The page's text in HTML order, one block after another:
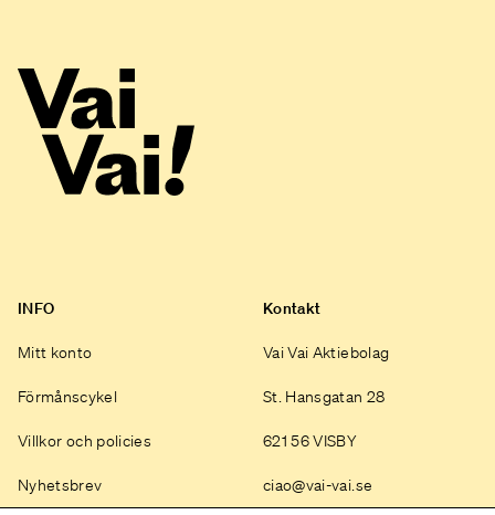
INFO
Mitt konto
Förmånscykel
Villkor och policies
Nyhetsbrev
Kontakt
Vai Vai Aktiebolag
St. Hansgatan 28
621 56 VISBY
ciao@vai-vai.se